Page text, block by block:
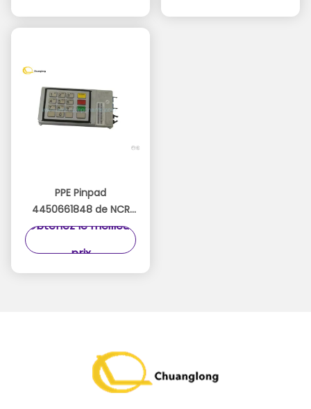
d'atmosphère de NCR
FDK du tube FDK
PPE Pinpad
4450661848 de NCR
de clavier de
de la NCR 58
Obtenez le meilleur
prix